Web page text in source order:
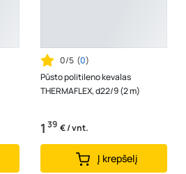
0/5 (0)
Pūsto politileno kevalas
THERMAFLEX, d22/9 (2 m)
1 39 € / vnt.
Į krepšelį